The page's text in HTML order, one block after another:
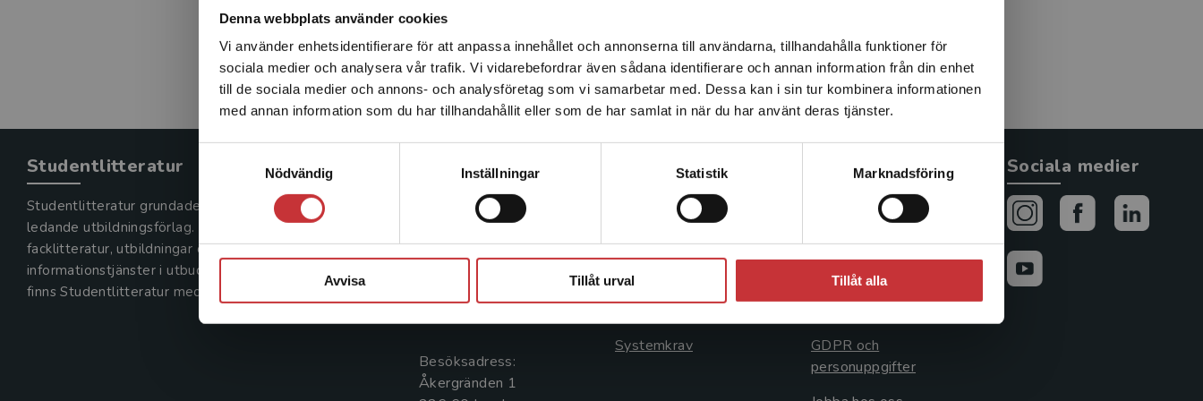
Denna webbplats använder cookies
Vi använder enhetsidentifierare för att anpassa innehållet och annonserna till användarna, tillhandahålla funktioner för
sociala medier och analysera vår trafik. Vi vidarebefordrar även sådana identifierare och annan information från din enhet
till de sociala medier och annons- och analysföretag som vi samarbetar med. Dessa kan i sin tur kombinera informationen
med annan information som du har tillhandahållit eller som de har samlat in när du har använt deras tjänster.
Nödvändig
Inställningar Statistik Marknadsföring
Avvisa Tillåt urval Tillåt alla
Det verkar som att du besöker studentlitteratur.se via en
enhet utanför Sverige. Vi erbjuder inte leveranser utanför
Sverige. För att kunna slutföra ett köp måste
leveransadressen vara i Sverige.Läs mer
Studentlitteratur
Studentlitteratur grundades 1963 och är idag Sveriges
ledande utbildningsförlag. Med läromedel, kurslitteratur,
facklitteratur, utbildningar och digitala
informationstjänster i utbudet,
finns Studentlitteratur med längs hela kunskapsresan.
Kontakta oss
Kontakta oss
046-31 20 00
Box 141
221 00 Lund
Besöksadress:
Åkergränden 1
Kundservice
Kontakta kundservice
046-31 21 00
Frågor och svar
Systemkrav
Allmänna länkar
Avtal och rättigheter
Cookies
GDPR och
personuppgifter
Sociala medier